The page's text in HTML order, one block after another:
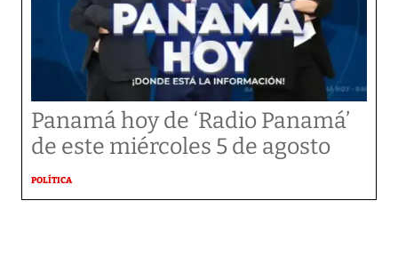
Panamá hoy de ‘Radio Panamá’
de este miércoles 5 de agosto
POLÍTICA